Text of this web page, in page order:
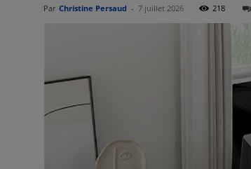
Par Christine Persaud - 7 juillet 2026 218